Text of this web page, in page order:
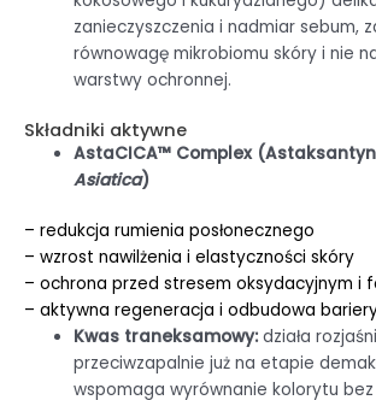
zanieczyszczenia i nadmiar sebum,
równowagę mikrobiomu skóry i nie
warstwy ochronnej.
Składniki aktywne
AstaCICA™ Complex
Asiatica)
– redukcja rumienia posłonecznego
– wzrost nawilżenia i elastyczności skóry
– ochrona przed stresem oksydacyjnym i
– aktywna regeneracja i odbudowa
Kwas traneksamowy:działa
przeciwzapalnie już na etapie
wspomaga wyrównanie kolorytu bez